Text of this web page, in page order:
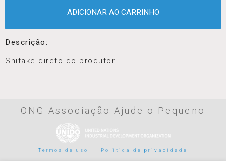
ADICIONAR AO CARRINHO
Descrição:
Shitake direto do produtor.
ONG Associação Ajude o Pequeno
Termos de uso Politica de privacidade